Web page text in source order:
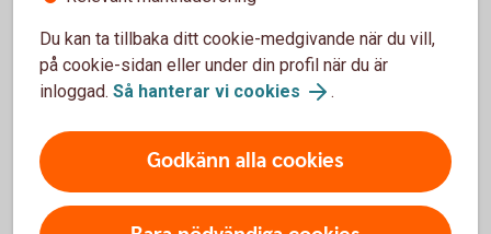
Du kan ta tillbaka ditt cookie-medgivande när du vill,
på cookie-sidan eller under din profil när du är
inloggad. Så hanterar vi cookies .
Godkänn alla cookies